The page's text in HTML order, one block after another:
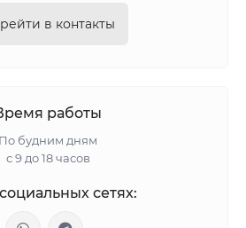
в контакты
работы
По будним дням
с 9 до 18 часов
сетях: